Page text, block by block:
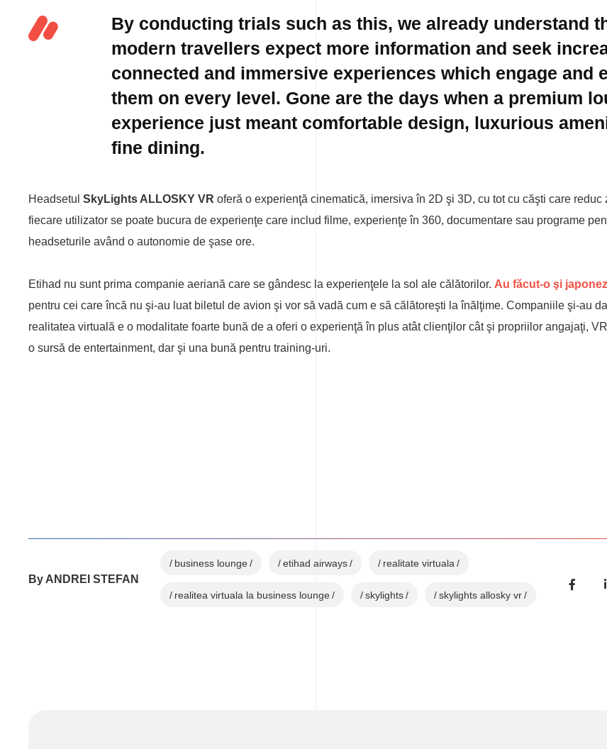
By conducting trials such as this, we already understand
modern travellers expect more information and seek
connected and immersive experiences which engage and
them on every level. Gone are the days when a premium
experience just meant comfortable design, luxurious
fine dining.
Headsetul SkyLights ALLOSKY VR oferă o experienţă cinematică, imersiva în 2D şi 3D, cu tot cu căşti care reduc
fiecare utilizator se poate bucura de experienţe care includ filme, experienţe în 360, documentare sau programe
headseturile având o autonomie de şase ore.
Etihad nu sunt prima companie aeriană care se gândesc la experienţele la sol ale călătorilor. Au făcut-o şi
pentru cei care încă nu şi-au luat biletul de avion şi vor să vadă cum e să călătoreşti la înălţime. Companiile şi-au
realitatea virtuală e o modalitate foarte bună de a oferi o experienţă în plus atât clienţilor cât şi propriilor angajaţi,
o sursă de entertainment, dar şi una bună pentru training-uri.
By ANDREI STEFAN
business lounge etihad airways realitate virtuala
realitea virtuala la business lounge skylights skylights allosky vr